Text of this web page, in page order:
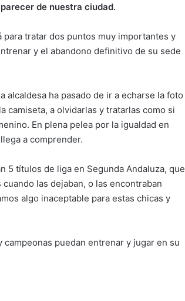
de nuestra ciudad.
para tratar dos puntos muy importantes y
y el abandono definitivo de su sede
ha pasado de ir a echarse la foto
camiseta, a olvidarlas y tratarlas como si
En plena pelea por la igualdad en
a comprender.
5 títulos de liga en Segunda Andaluza, que
las dejaban, o las encontraban
algo inaceptable para estas chicas y
puedan entrenar y jugar en su